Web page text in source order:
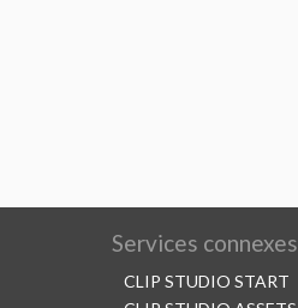
Services connexes
CLIP STUDIO START